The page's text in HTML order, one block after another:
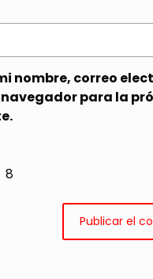
nombre, correo
navegador para la
8